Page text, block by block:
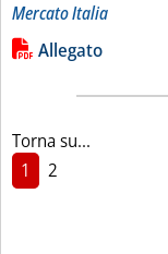
Mercato Italia
Leggi tutta la
Lista allegati
Allegato
Torna su...
1
2